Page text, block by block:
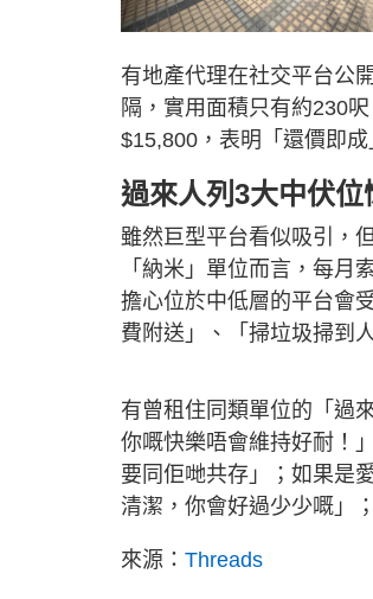
有地產代理在社交平台公
隔，實用面積只有約230
$15,800，表明「還價即
過來人列3大中伏位
雖然巨型平台看似吸引，
「納米」單位而言，每
擔心位於中低層的平台會
費附送」、「掃垃圾掃到
有曾租住同類單位的「過
你嘅快樂唔會維持好耐！
要同佢哋共存」；如果是
清潔，你會好過少少嘅」
來源： Threads